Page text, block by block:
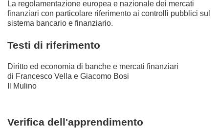
La regolamentazione europea e nazionale dei mercati
finanziari con particolare riferimento ai controlli pubblici sul
sistema bancario e finanziario.
Testi di riferimento
Diritto ed economia di banche e mercati finanziari
di Francesco Vella e Giacomo Bosi
Il Mulino
Verifica dell'apprendimento